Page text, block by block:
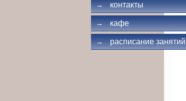
→ контакты
→ кафе
→ расписание занятий